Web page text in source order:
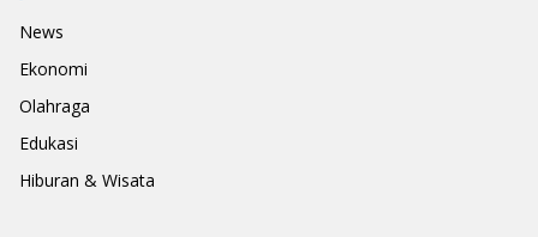
News
Ekonomi
Olahraga
Edukasi
Hiburan & Wisata